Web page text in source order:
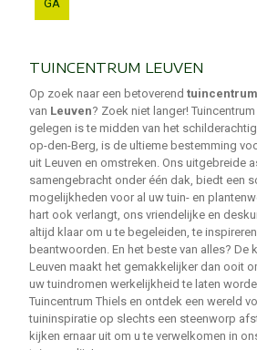
TUINCENTRUM LEUVEN
Op zoek naar een betoverend tuincentrum
van Leuven? Zoek niet langer!
gelegen is te midden van het
op-den-Berg, is de ultieme bestemming
uit Leuven en omstreken. Ons uitgebreide
samengebracht onder één dak, biedt een
mogelijkheden voor al uw tuin- en
hart ook verlangt, ons vriendelijke en
altijd klaar om u te begeleiden, te
beantwoorden. En het beste van alles? De
Leuven maakt het gemakkelijker dan ooit
uw tuindromen werkelijkheid te laten
Tuincentrum Thiels en ontdek een wereld
tuininspiratie op slechts een steenworp
kijken ernaar uit om u te verwelkomen in